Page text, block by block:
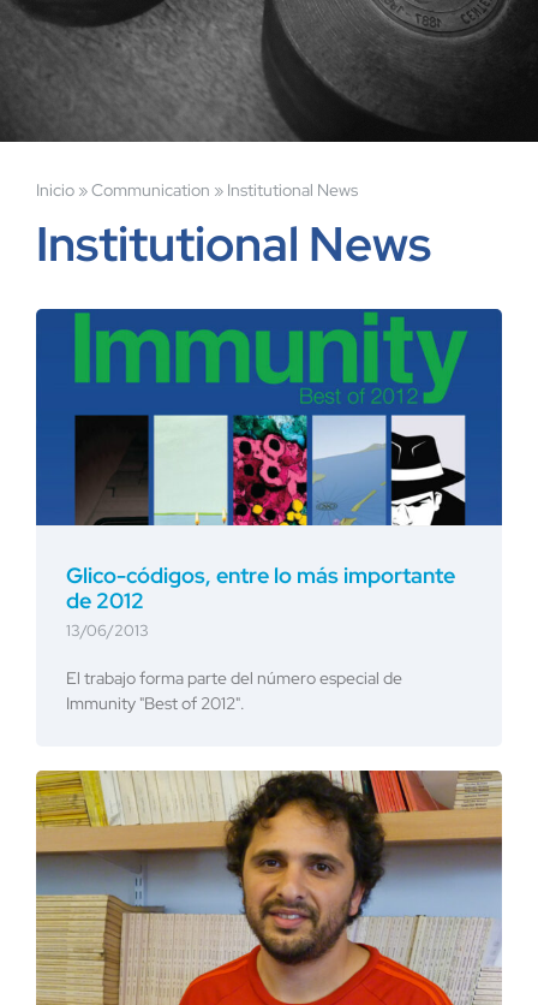
Inicio»Communication » Institutional News
Institutional News
Glico-códigos, entre lo más importante
de 2012
13/06/2013
El trabajo forma parte del número especial de
Immunity "Best of 2012".